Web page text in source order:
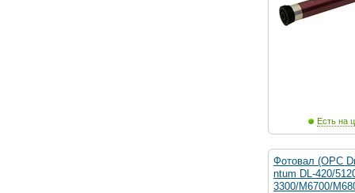
Есть на
Фотовал (OPC
ntum DL-420/
3300/M6700/